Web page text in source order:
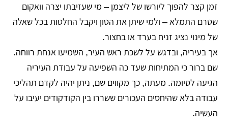
זמן קצר להפוך ליורשו של ליצמן – מי שעזיבתו יצרה וואקום
שטרם התמלא – ולמי שיתן את הטון ויקבל החלטות בכל שאלה
של מינוי נציג זניח בערד או בחצור.
אך בעיריה, ובדגש על לשכת ראש העיר, השמיעו אנחת רווחה.
שם ברור כי המתיחות שעד כה השפיעה על עבודת העיריה
הגיעה לסיומה. מעתה, כך מקווים שם, ניתן יהיה לקדם תהליכי
עבודה בלא שהיחסים העכורים ששררו בין הקודקודים יעיבו על
העשיה.